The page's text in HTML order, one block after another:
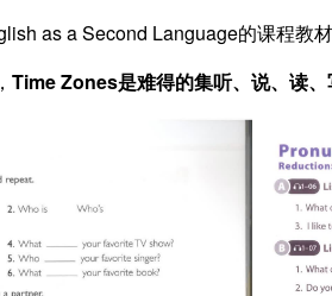
as a Second Language的课程教材
Time Zones是难得的集听、说、读